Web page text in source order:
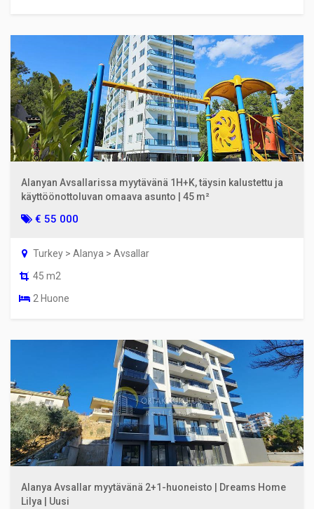
Alanyan Avsallarissa myytävänä 1H+K, täysin kalustettu ja
käyttöönottoluvan omaava asunto | 45 m²
€ 55 000
Turkey > Alanya > Avsallar
45 m2
2 Huone
Alanya Avsallar myytävänä 2+1-huoneisto | Dreams Home
Lilya | Uusi